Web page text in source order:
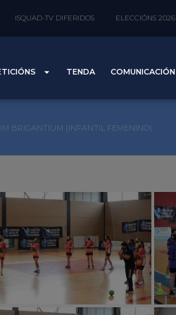
ISQUAD-TV DIFERIDOS ELECCIÓNS 2026
TENDA COMUNICACIÓN
BRIGANTIUM (INFANTIL FEMENINO)